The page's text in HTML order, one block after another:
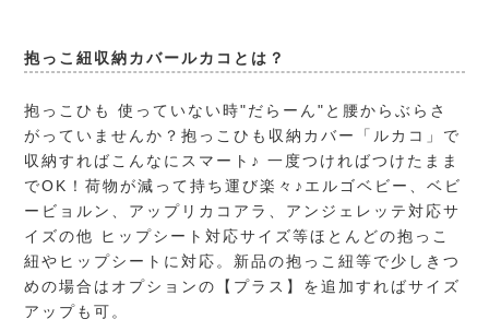
抱っこ紐収納カバールカコとは？
抱っこひも 使っていない時"だらーん"と腰からぶらさ
がっていませんか？抱っこひも収納カバー「ルカコ」で
収納すればこんなにスマート♪ 一度つければつけたまま
でOK！荷物が減って持ち運び楽々♪エルゴベビー、ベビ
ービョルン、アップリカコアラ、アンジェレッテ対応サ
イズの他 ヒップシート対応サイズ等ほとんどの抱っこ
紐やヒップシートに対応。新品の抱っこ紐等で少しきつ
めの場合はオプションの【プラス】を追加すればサイズ
アップも可。